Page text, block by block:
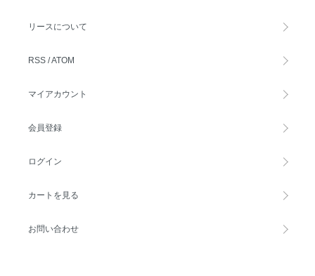
リースについて
RSS /ATOM
マイアカウント
会員登録
ログイン
カートを見る
お問い合わせ